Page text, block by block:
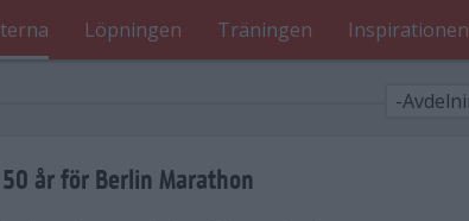
Löpningen Träningen Inspirationen
år för Berlin Marathon